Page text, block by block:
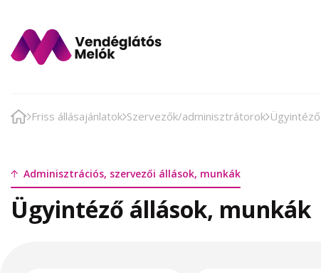
Friss állásajánlatok Szervezők/adminisztrátorok Ügyintéző
Adminisztrációs, szervezői állások, munkák
Ügyintéző állások, munkák